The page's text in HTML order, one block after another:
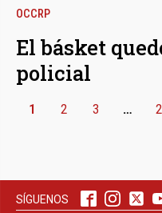
OCCRP
El básket
policial
1 2 3 …
SÍGUENOS